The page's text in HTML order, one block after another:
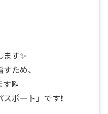
す✨
ため、
📝
ポート」です❗